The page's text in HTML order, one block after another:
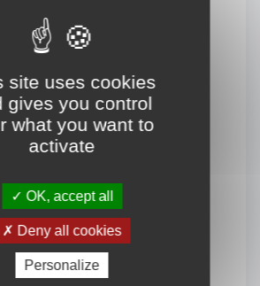
site uses cookies
gives you control
what you want to
activate
OK, accept all
Deny all cookies
Personalize